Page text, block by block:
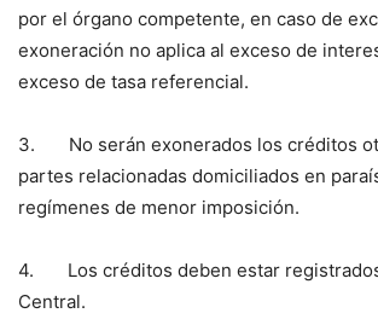
por el órgano competente, en caso de
exoneración no aplica al exceso de
exceso de tasa referencial.
3. No serán exonerados los créditos
partes relacionadas domiciliados en
regímenes de menor imposición.
4. Los créditos deben estar
Central.